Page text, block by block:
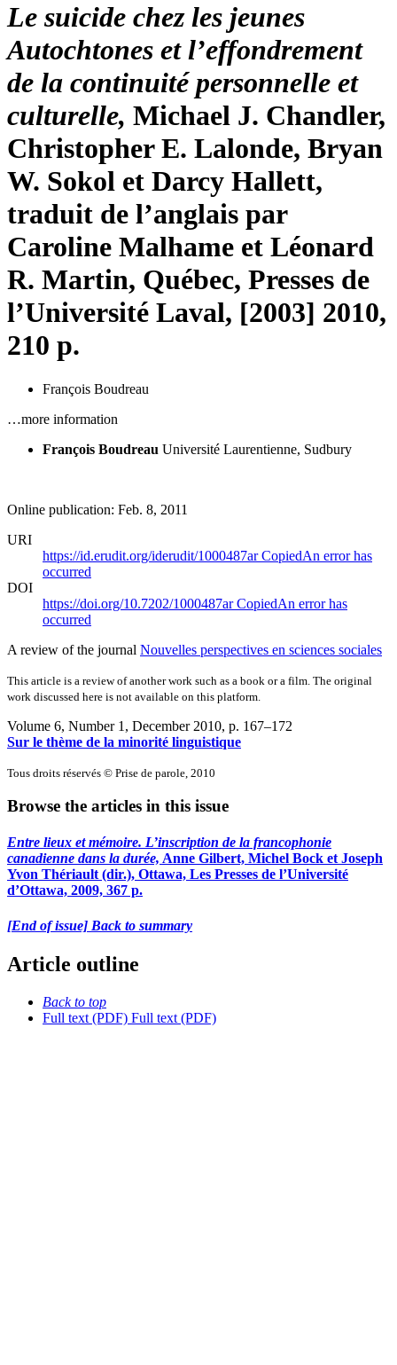
Le suicide chez les jeunes
Autochtones et l’effondrement
de la continuité personnelle et
culturelle, Michael J. Chandler,
Christopher E. Lalonde, Bryan
W. Sokol et Darcy Hallett,
traduit de l’anglais par
Caroline Malhame et Léonard
R. Martin, Québec, Presses de
l’Université Laval, [2003] 2010,
210 p.
François Boudreau
…more information
François Boudreau Université Laurentienne, Sudbury
Online publication: Feb. 8, 2011
URI
https://id.erudit.org/iderudit/1000487arCopiedAn error has
occurred
DOI
https://doi.org/10.7202/1000487arCopiedAn error has
occurred
A review of the journal Nouvelles perspectives en sciences sociales
This article is a review of another work such as a book or a film. The original
work discussed here is not available on this platform.
Volume 6, Number 1, December 2010, p. 167–172
Sur le thème de la minorité linguistique
Tous droits réservés © Prise de parole, 2010
Browse the articles in this issue
Entre lieux et mémoire. L’inscription de la francophonie
canadienne dans la durée, Anne Gilbert, Michel Bock et Joseph
Yvon Thériault (dir.), Ottawa, Les Presses de l’Université
d’Ottawa, 2009, 367 p.
[End of issue] Back to summary
Article outline
Back to top
Full text (PDF) Full text (PDF)